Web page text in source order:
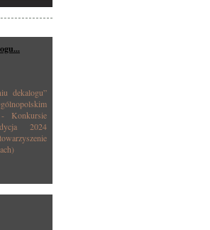
dekalogu”
Konkursie
2024